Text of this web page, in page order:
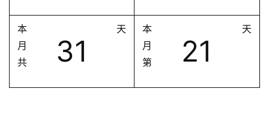
本
月
共
31
天
本
月
第
21
天